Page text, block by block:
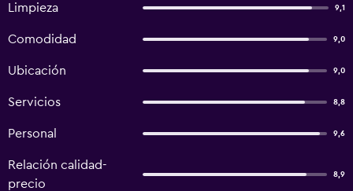
Limpieza 9,1
Comodidad 9,0
Ubicación 9,0
Servicios 8,8
Personal 9,6
Relación calidad-
precio
8,9